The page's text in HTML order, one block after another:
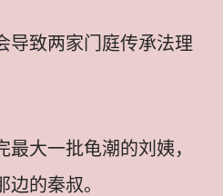
导致两家门庭传承法理
大一批龟潮的刘姨，
的秦叔。